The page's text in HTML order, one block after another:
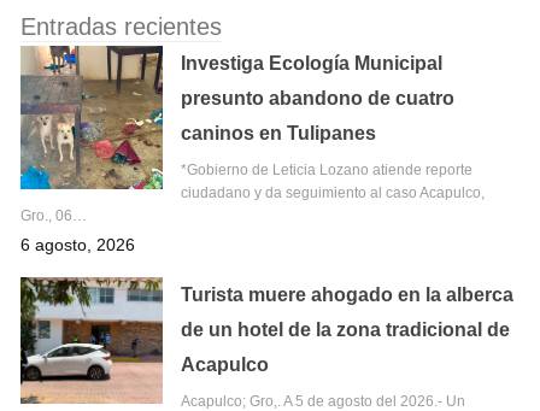
Entradas recientes
Investiga Ecología Municipal
presunto abandono de cuatro
caninos en Tulipanes
*Gobierno de Leticia Lozano atiende reporte
ciudadano y da seguimiento al caso Acapulco,
Gro., 06…
6 agosto, 2026
Turista muere ahogado en la alberca
de un hotel de la zona tradicional de
Acapulco
Acapulco; Gro,. A 5 de agosto del 2026.- Un